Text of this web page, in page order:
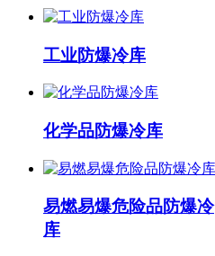
工业防爆冷库
化学品防爆冷库
易燃易爆危险品防爆冷
库